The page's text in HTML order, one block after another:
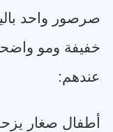
صرصور واحد
خفيفة ومو
عندهم:
أطفال صغار